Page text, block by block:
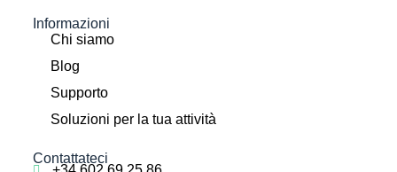
Informazioni
Chi siamo
Blog
Supporto
Soluzioni per la tua attività
Contattateci